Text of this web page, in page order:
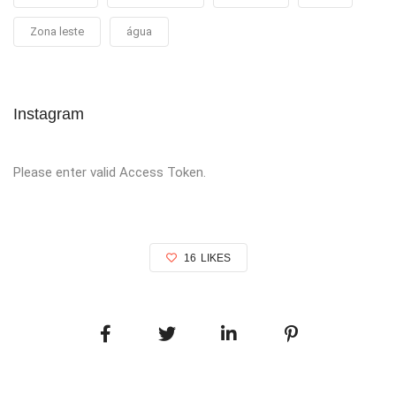
Zona leste água
Instagram
Please enter valid Access Token.
16 LIKES